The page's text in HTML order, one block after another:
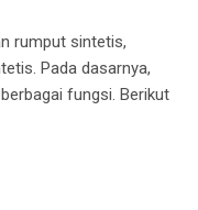
rumput sintetis,
Pada dasarnya,
fungsi. Berikut